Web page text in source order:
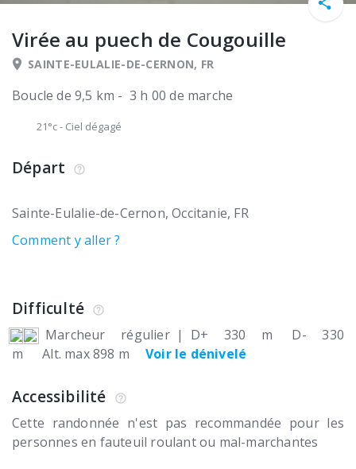
Virée au puech de Cougouille
SAINTE-EULALIE-DE-CERNON, FR
Boucle de 9,5 km - 3 h 00 de marche
21°c- Ciel dégagé
Départ
Sainte-Eulalie-de-Cernon Occitanie FR
Comment y aller ?
Difficulté
Marcheur régulier | D+ 330 m
D- 330
m
Alt. max 898 m Voir le dénivelé
Accessibilité
Cette randonnée n'est pas recommandée pour les
personnes en fauteuil roulant ou mal-marchantes